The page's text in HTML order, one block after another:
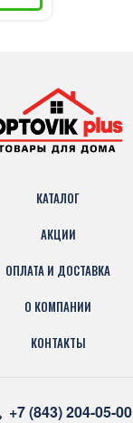
КАТАЛОГ
АКЦИИ
ОПЛАТА И ДОСТАВКА
О КОМПАНИИ
КОНТАКТЫ
+7 (843) 204-05-00